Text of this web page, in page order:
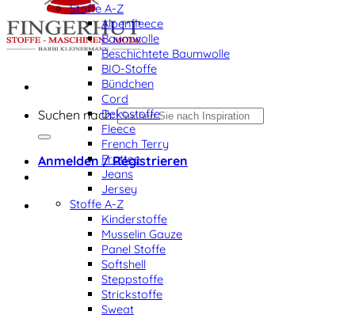
Suchen nach:
Anmelden / Registrieren
Stoffe A-Z
Alpenfleece
Baumwolle
Beschichtete Baumwolle
BIO-Stoffe
Bündchen
Cord
Dekostoffe
Fleece
French Terry
Frottee
Jeans
Jersey
Stoffe A-Z
Kinderstoffe
Musselin Gauze
Panel Stoffe
Softshell
Steppstoffe
Strickstoffe
Sweat